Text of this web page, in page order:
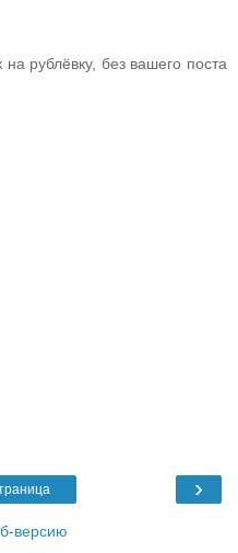
рублёвку, без вашего поста
›
версию